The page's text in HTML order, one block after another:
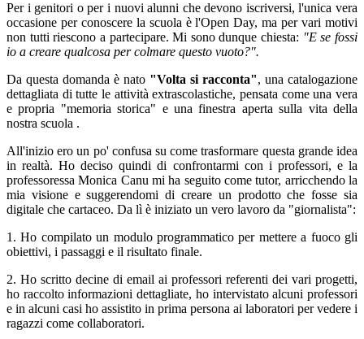
Per i genitori o per i nuovi alunni che devono iscriversi, l'unica vera
occasione per conoscere la scuola è l'Open Day, ma per vari motivi
non tutti riescono a partecipare. Mi sono dunque chiesta: "E se fossi
io a creare qualcosa per colmare questo vuoto?".
Da questa domanda è nato "Volta si racconta", una catalogazione
dettagliata di tutte le attività extrascolastiche, pensata come una vera
e propria "memoria storica" e una finestra aperta sulla vita della
nostra scuola .
All'inizio ero un po' confusa su come trasformare questa grande idea
in realtà. Ho deciso quindi di confrontarmi con i professori, e la
professoressa Monica Canu mi ha seguito come tutor, arricchendo la
mia visione e suggerendomi di creare un prodotto che fosse sia
digitale che cartaceo. Da lì è iniziato un vero lavoro da "giornalista":
1. Ho compilato un modulo programmatico per mettere a fuoco gli
obiettivi, i passaggi e il risultato finale.
2. Ho scritto decine di email ai professori referenti dei vari progetti,
ho raccolto informazioni dettagliate, ho intervistato alcuni professori
e in alcuni casi ho assistito in prima persona ai laboratori per vedere i
ragazzi come collaboratori.